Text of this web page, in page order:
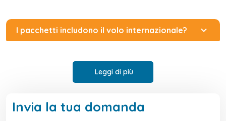
I pacchetti includono il volo internazionale?
Leggi di più
Invia la tua domanda